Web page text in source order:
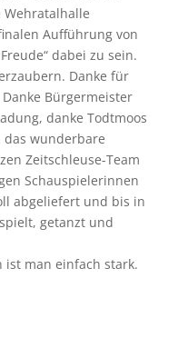
Aufführung von
dabei zu sein.
Danke für
Bürgermeister
danke Todtmoos
wunderbare
Zeitschleuse-Team
Schauspielerinnen
abgeliefert und bis in
getanzt und
ist man einfach stark.